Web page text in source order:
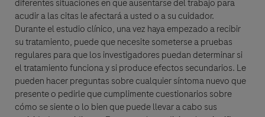
diferentes situaciones en que ausentarse del trabajo para
acudir a las citas le afectará a usted o a su cuidador.
Durante el estudio clínico, una vez haya empezado a recibir
su tratamiento, puede que necesite someterse a pruebas
regulares para que los investigadores puedan determinar si
el tratamiento funciona y si produce efectos secundarios. Le
pueden hacer preguntas sobre cualquier síntoma nuevo que
presente o pedirle que cumplimente cuestionarios sobre
cómo se siente o lo bien que puede llevar a cabo sus